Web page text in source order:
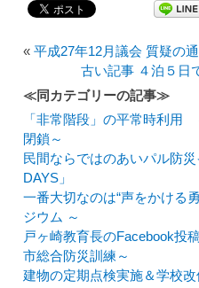
«平成27年12月議会 質疑の
古い記事 ４泊５日
≪同カテゴリーの記事≫
「非常階段」の平常時利用
閉鎖～
民間ならではのあいパル防
DAYS」
一番大切なのは“声をかける
ジウム ～
戸ヶ崎教育長のFacebook投
市総合防災訓練～
建物の定期点検実施＆学校